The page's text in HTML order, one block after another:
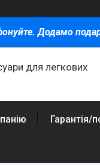
Додамо
для легкових
Гарантія/